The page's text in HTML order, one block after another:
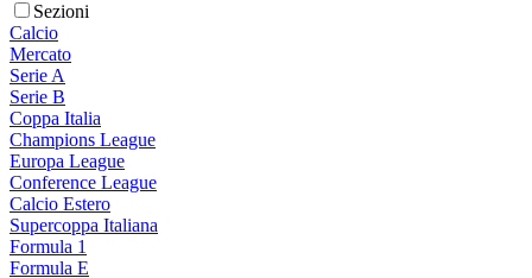
Sezioni
Calcio
Mercato
Serie A
Serie B
Coppa Italia
Champions League
Europa League
Conference League
Calcio Estero
Supercoppa Italiana
Formula 1
Formula E